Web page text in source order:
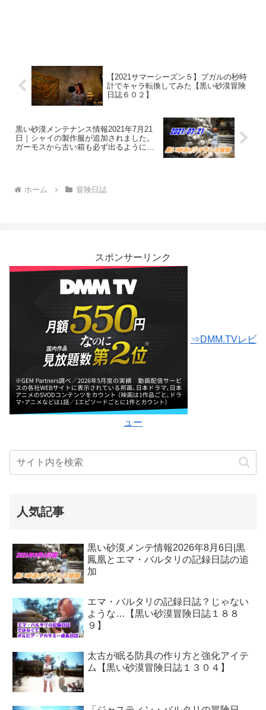
【2021サマーシーズン５】プガルの秒時
計でキャラ転換してみた【黒い砂漠冒険
日誌６０２】
黒い砂漠メンテナンス情報2021年7月21
日｜シャイの製作服が追加されました。
ガーモスから古い箱も必ず出るようにな
ホーム 冒険日誌
スポンサーリンク
⇒DMM.TVレビ
ュー
人気記事
黒い砂漠メンテ情報2026年8月6日|黒
鳳凰とエマ・バルタリの記録日誌の追
加
エマ・バルタリの記録日誌？じゃない
ような…【黒い砂漠冒険日誌１８８
９】
太古が眠る防具の作り方と強化アイテ
ム【黒い砂漠冒険日誌１３０４】